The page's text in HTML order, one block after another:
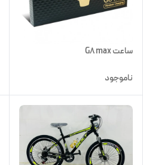
ساعت G8 max
ناموجود